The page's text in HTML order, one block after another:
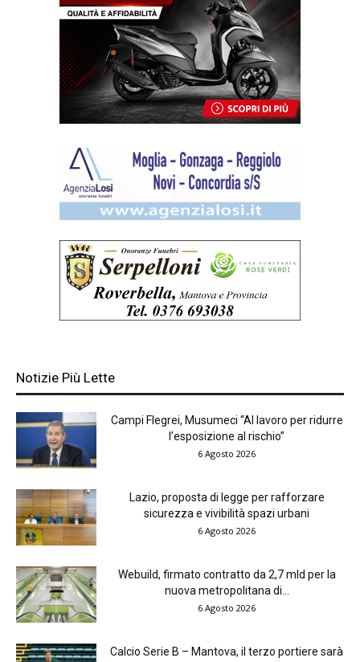
Notizie Più Lette
Campi Flegrei, Musumeci “Al lavoro per ridurre
l’esposizione al rischio”
6 Agosto 2026
Lazio, proposta di legge per rafforzare
sicurezza e vivibilità spazi urbani
6 Agosto 2026
Webuild, firmato contratto da 2,7 mld per la
nuova metropolitana di...
6 Agosto 2026
Calcio Serie B – Mantova, il terzo portiere sarà